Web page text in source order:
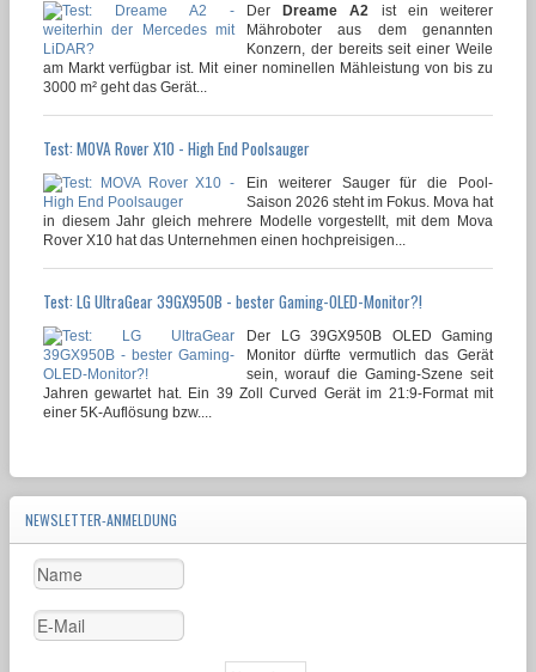
DerDreame A2
ist ein weiterer
Mähroboter aus dem genannten
Konzern, der bereits seit einer Weile
am Markt verfügbar ist. Mit einer nominellen Mähleistung von bis zu
3000 m² geht das Gerät...
Test: MOVA Rover X10 - High End Poolsauger
Ein weiterer Sauger für die Pool-
Saison 2026 steht im Fokus. Mova hat
in diesem Jahr gleich mehrere Modelle vorgestellt, mit dem Mova
Rover X10 hat das Unternehmen einen hochpreisigen...
Test: LG UltraGear 39GX950B - bester Gaming-OLED-Monitor?!
Der LG 39GX950B OLED Gaming
Monitor dürfte vermutlich das Gerät
sein, worauf die Gaming-Szene seit
Jahren gewartet hat. Ein 39 Zoll Curved Gerät im 21:9-Format mit
einer 5K-Auflösung bzw....
NEWSLETTER-ANMELDUNG